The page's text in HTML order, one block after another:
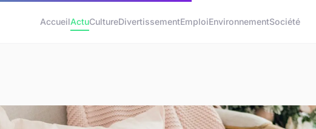
AccueilActuCultureDivertissementEmploiEnvironnementSociété